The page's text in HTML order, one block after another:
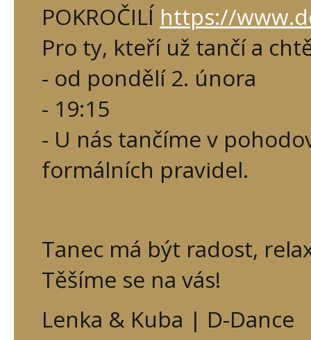
POKROČILÍ https://
Pro ty, kteří už tančí a
- od pondělí 2. února
- 19:15
- U nás tančíme v
formálních pravidel.
Tanec má být radost,
Těšíme se na vás!
Lenka & Kuba | D-Dance